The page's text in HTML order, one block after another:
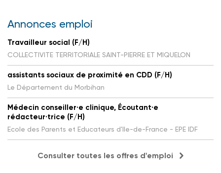
Annonces emploi
Travailleur social (F/H)
COLLECTIVITE TERRITORIALE SAINT-PIERRE ET MIQUELON
assistants sociaux de proximité en CDD (F/H)
Le Département du Morbihan
Médecin conseiller·e clinique, Écoutant·e
rédacteur·trice (F/H)
Ecole des Parents et Educateurs d'Ile-de-France - EPE IDF
Consulter toutes les offres d'emploi